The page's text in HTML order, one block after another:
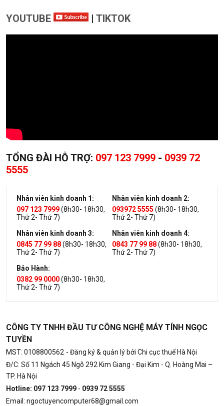
YOUTUBE TIKTOK
TỔNG ĐÀI HỖ TRỢ: 097 123 7999 - 0939 72
5555
Nhân viên kinh doanh 1:
097 123 7999(8h30- 18h30,
Thứ 2- Thứ 7)
Nhân viên kinh doanh 2:
093972 5555 (8h30- 18h30,
Thứ 2- Thứ 7)
Nhân viên kinh doanh 3:
0845 77 99 88(8h30- 18h30,
Thứ 2- Thứ 7)
Nhân viên kinh doanh 4:
0843 77 99 88(8h30- 18h30,
Thứ 2- Thứ 7)
Bảo Hành:
0382 99 0000(8h30- 18h30,
Thứ 2- Thứ 7)
CÔNG TY TNHH ĐẦU TƯ CÔNG NGHỆ MÁY TÍNH NGỌC
TUYỀN
MST: 0108800562 - Đăng ký & quản lý bởi Chi cục thuế Hà Nội
Đ/C: Số 11 Ngách 45 Ngõ 292 Kim Giang - Đại Kim - Q. Hoàng Mai –
TP. Hà Nội
Hotline: 097 123 7999 - 0939 72 5555
Email: ngoctuyencomputer68@gmail.com